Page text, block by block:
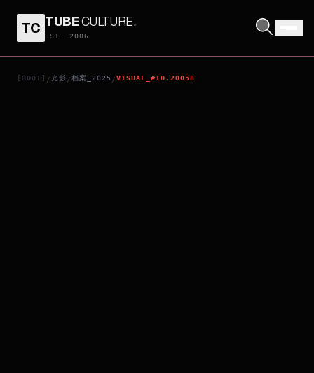
TC TUBECULTURE.
EST. 2006
[ROOT] /光影 /档案_2025 /VISUAL_#ID.20058
MY LOVE STORY WITH YAMADA-KUN AT LV999